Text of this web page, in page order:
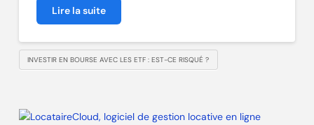
Lire la suite
INVESTIR EN BOURSE AVEC LES ETF : EST-CE RISQUÉ ?